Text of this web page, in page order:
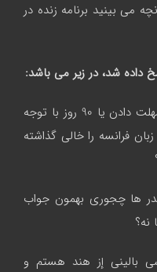
می بینید برنامه زنده در
داده شد، در زیر می باشد:
1. برای آپدیت زبان فرانسه 30 روز مهلت دادن یا 90 روز با توجه
فرانسه را خالی گذاشته
پدر ها چجوری بهمون جواب
بالینی إز هند هستم و